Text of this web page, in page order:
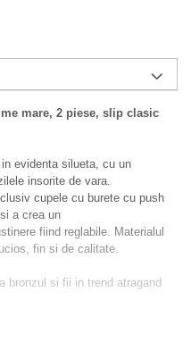
mare, 2 piese, slip clasic
evidenta silueta, cu un
insorite de vara.
cupele cu burete cu push
a crea un
fiind reglabile. Materialul
fin si de calitate.
bronzul si fii in trend atragand